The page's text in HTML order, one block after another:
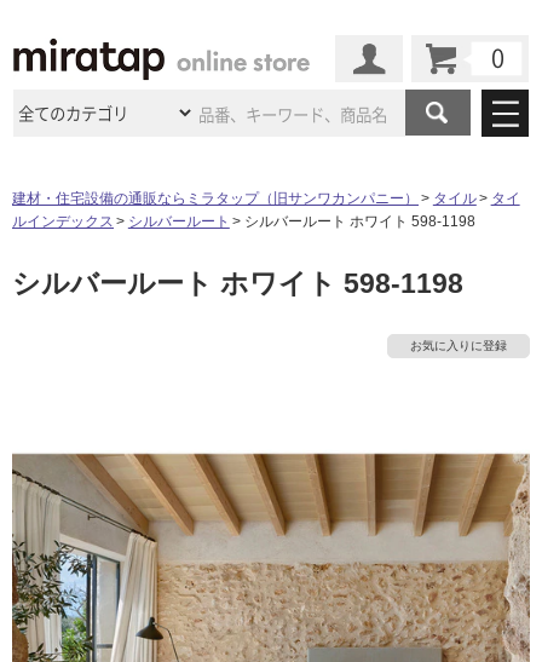
商品カテゴリ
浴室（風呂・
トイレ
ウッドデッキ フローリング・床材
収納 インテリア・家具
照明 ペット用品
内装用建材 パネル・壁材
施工事例
施工事例 法人案件納入事例
インタビュー
ショールーム
ショールーム
名古屋ショールーム 京都 ショールーム
福岡ショールーム 札幌スマートショールー
ム
横浜スマートショールー
ム
ウェルビーみのおHDC
BOX
よくある質問 お問い合わせ
修理お問い合わせ クレーム公開
説明書・図面検索 水まわり3年保証
ミラタップと創る家
ASOLIE
工事会社紹介
Coziコンシ
ェルジュ
自分らしい家づくり
SUVACO
最高のリノベ会社がみつ
かるリノベりす
建材・住宅設備の通販ならミラタップ（旧サンワカンパニー） タイル
タイ
ルインデックス
シルバールート シルバールート ホワイト 598-1198
シルバールート ホワイト 598-1198
お気に入りに登録
タ